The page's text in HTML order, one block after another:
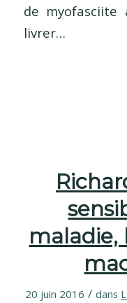
de myofasciite
livrer…
maladie,
20 juin 2016 / dans